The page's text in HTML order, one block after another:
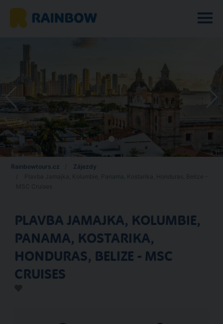
Rainbowtours.cz
Zájezdy
PLAVBA JAMAJKA, KOLUMBIE,
PANAMA, KOSTARIKA,
HONDURAS, BELIZE - MSC
CRUISES